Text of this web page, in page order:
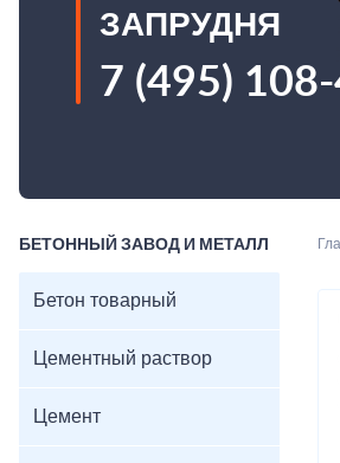
ЗАПРУДНЯ
7 (495)
БЕТОННЫЙ ЗАВОД И МЕТАЛЛ
Бетон товарный
Цементный раствор
Цемент